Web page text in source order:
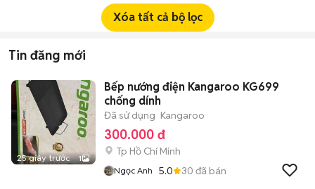
Xóa tất cả bộ lọc
Tin đăng mới
25 giây trước 1
Bếp nướng điện Kangaroo KG699
chống dính
Đã sử dụng Kangaroo
300.000 đ
Tp Hồ Chí Minh
Ngọc Anh 5.0 30 đã bán